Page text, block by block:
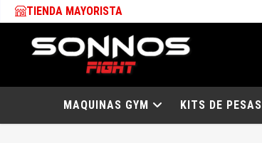
TIENDA MAYORISTA
MAQUINAS GYM KITS DE PESAS